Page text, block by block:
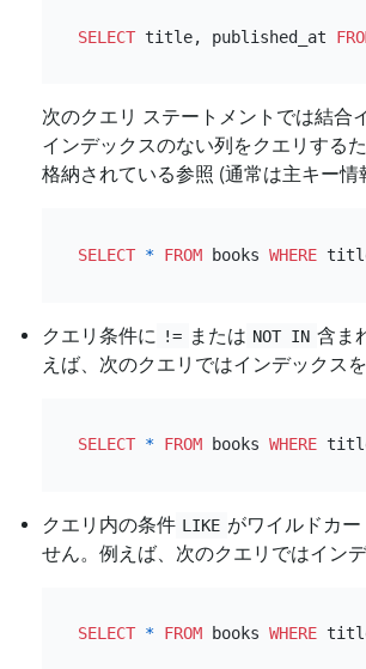
SELECT title, published_at
次のクエリ ステートメントでは結合
インデックスのない列をクエリする
格納されている参照 (通常は主キー情
SELECT * FROM books WHERE
クエリ条件に != または NOT IN 含ま
えば、次のクエリではインデックス
SELECT * FROM books WHERE
クエリ内の条件 LIKE がワイルドカー
せん。例えば、次のクエリではイン
SELECT * FROM books WHERE